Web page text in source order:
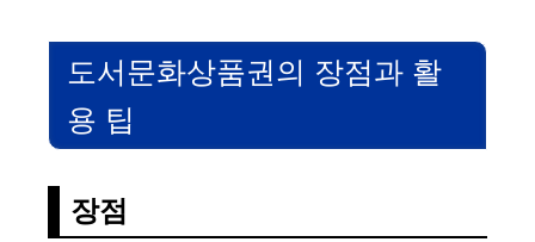
도서문화상품권의 장점과 활
용 팁
장점